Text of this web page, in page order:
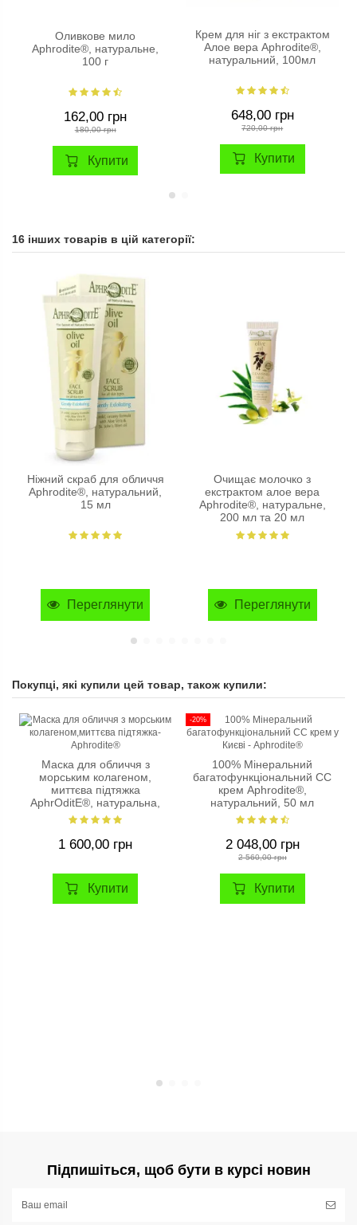
Оливкове мило
Aphrodite®, натуральне,
100 г
162,00 грн
180,00 грн
Купити
Крем для ніг з екстрактом
Алое вера Aphrodite®,
натуральний, 100мл
648,00 грн
720,00 грн
Купити
16 інших товарів в цій категорії:
Ніжний скраб для обличчя
Aphrodite®, натуральний,
15 мл
Переглянути
Очищає молочко з
екстрактом алое вера
Aphrodite®, натуральне,
200 мл та 20 мл
Переглянути
Покупці, які купили цей товар, також купили:
Маска для обличчя з
морським колагеном,
миттєва підтяжка
AphrOditE®, натуральна,
75 мл.
1 600,00 грн
Купити
-20%
100% Мінеральний
багатофункціональний СС
крем Aphrodite®,
натуральний, 50 мл
2 048,00 грн
2 560,00 грн
Купити
Підпишіться, щоб бути в курсі новин